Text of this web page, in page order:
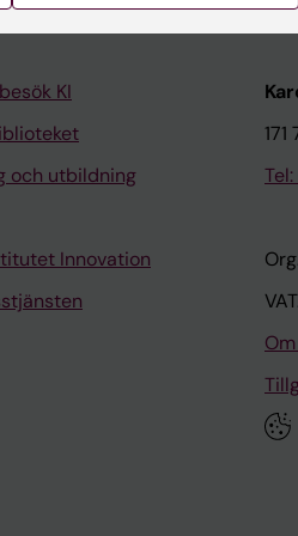
KI
och utbildning
Innovation